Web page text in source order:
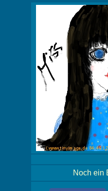
Noch ein